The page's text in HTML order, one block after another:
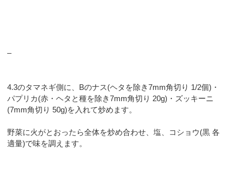
–
4.3のタマネギ側に、Bのナス(ヘタを除き7mm角切り 1/2個)・
パプリカ(赤・ヘタと種を除き7mm角切り 20g)・ズッキーニ
(7mm角切り 50g)を入れて炒めます。
野菜に火がとおったら全体を炒め合わせ、塩、コショウ(黒 各
適量)で味を調えます。